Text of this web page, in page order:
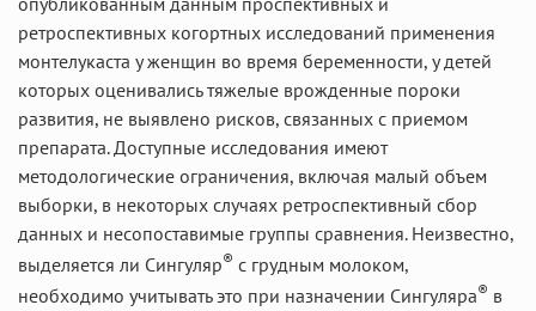
ретроспективных когортных исследований применения
монтелукаста у женщин во время беременности, у детей
которых оценивались тяжелые врожденные пороки
развития, не выявлено рисков, связанных с приемом
препарата. Доступные исследования имеют
методологические ограничения, включая малый объем
выборки, в некоторых случаях ретроспективный сбор
данных и несопоставимые группы сравнения. Неизвестно,
выделяется ли Сингуляр® с грудным молоком,
необходимо учитывать это при назначении Сингуляра® в